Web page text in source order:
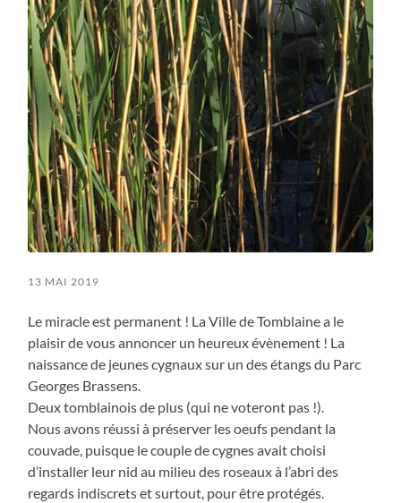
13 MAI 2019
Le miracle est permanent ! La Ville de Tomblaine a le
plaisir de vous annoncer un heureux évènement ! La
naissance de jeunes cygnaux sur un des étangs du Parc
Georges Brassens.
Deux tomblainois de plus (qui ne voteront pas !).
Nous avons réussi à préserver les oeufs pendant la
couvade, puisque le couple de cygnes avait choisi
d’installer leur nid au milieu des roseaux à l’abri des
regards indiscrets et surtout, pour être protégés.